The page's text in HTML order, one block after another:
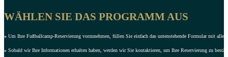
WÄHLEN SIE DAS PROGRAMM AUS
» Um Ihre Fußballcamp-Reservierung vorzunehmen, füllen Sie einfach das untenstehende Formular mit
» Sobald wir Ihre Informationen erhalten haben, werden wir Sie kontaktieren, um Ihre Reservierung zu